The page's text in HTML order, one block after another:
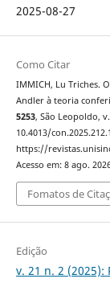
2025-08-27
Como Citar
IMMICH, Lu Triches.
Andler à teoria
5253, São Leopoldo,
10.4013/
https://
Acesso em: 8 ago.
Fomatos de
Edição
v. 21 n. 2 (2025):